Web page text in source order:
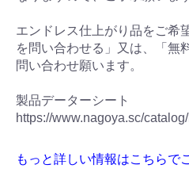
エンドレス仕上がり品をご希
を問い合わせる」又は、「無
問い合わせ願います。
製品データーシート
https://www.nagoya.sc/
もっと詳しい情報はこちらで